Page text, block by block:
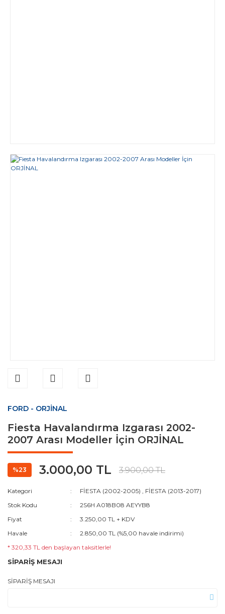
FORD - ORJİNAL
Fiesta Havalandırma Izgarası 2002-
2007 Arası Modeller İçin ORJİNAL
%23 3.000,00 TL 3.900,00 TL
Kategori FİESTA (2002-2005) , FİESTA (2013-2017)
Stok Kodu
2S6H A018B08 AEYYB8
Fiyat
3.250,00 TL + KDV
Havale
2.850,00 TL (%5,00 havale indirimi)
* 320,33 TL den başlayan taksitlerle!
SİPARİŞ MESAJI
SİPARİŞ MESAJI